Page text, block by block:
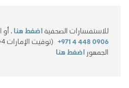
للاستفسارات الصحفيةاضغط هنا،
+971 4 448 0906
الجمهور اضغط هنا